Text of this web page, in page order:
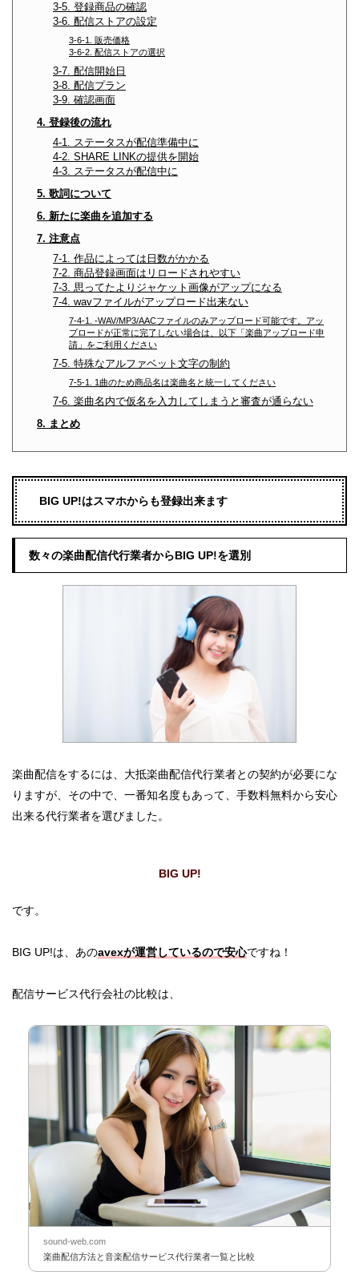
3-5. 登録商品の確認
3-6. 配信ストアの設定
3-6-1. 販売価格
3-6-2. 配信ストアの選択
3-7. 配信開始日
3-8. 配信プラン
3-9. 確認画面
4. 登録後の流れ
4-1. ステータスが配信準備中に
4-2. SHARE LINKの提供を開始
4-3. ステータスが配信中に
5. 歌詞について
6. 新たに楽曲を追加する
7. 注意点
7-1. 作品によっては日数がかかる
7-2. 商品登録画面はリロードされやすい
7-3. 思ってたよりジャケット画像がアップになる
7-4. wavファイルがアップロード出来ない
7-4-1. -WAV/MP3/AACファイルのみアップロード可能です。アッ
プロードが正常に完了しない場合は、以下「楽曲アップロード申
請」をご利用ください
7-5. 特殊なアルファベット文字の制約
7-5-1. 1曲のため商品名は楽曲名と統一してください
7-6. 楽曲名内で仮名を入力してしまうと審査が通らない
8. まとめ
BIG UP!はスマホからも登録出来ます
数々の楽曲配信代行業者からBIG UP!を選別
楽曲配信をするには、大抵楽曲配信代行業者との契約が必要にな
りますが、その中で、一番知名度もあって、手数料無料から安心
出来る代行業者を選びました。
BIG UP!
です。
BIG UP!は、あのavexが運営しているので安心ですね！
配信サービス代行会社の比較は、
sound-web.com
楽曲配信方法と音楽配信サービス代行業者一覧と比較